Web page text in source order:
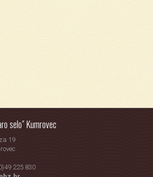
selo" Kumrovec
19
225 830